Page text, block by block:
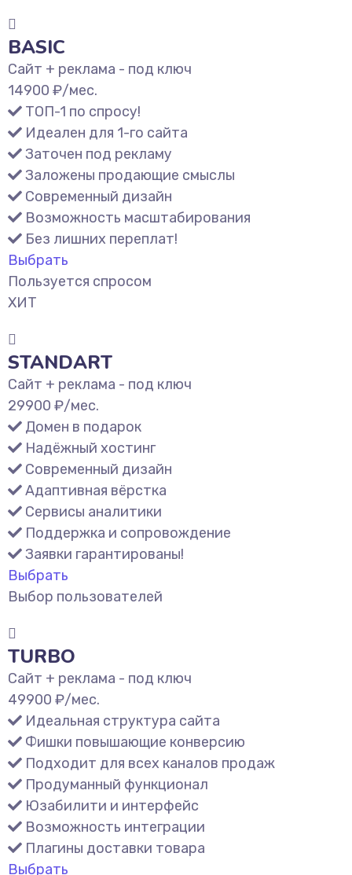
BASIC
Сайт + реклама - под ключ
14900 ₽/мес.
ТОП-1 по спросу!
Идеален для 1-го сайта
Заточен под рекламу
Заложены продающие смыслы
Современный дизайн
Возможность масштабирования
Без лишних переплат!
Выбрать
Пользуется спросом
ХИТ
STANDART
Сайт + реклама - под ключ
29900 ₽/мес.
Домен в подарок
Надёжный хостинг
Современный дизайн
Адаптивная вёрстка
Сервисы аналитики
Поддержка и сопровождение
Заявки гарантированы!
Выбрать
Выбор пользователей
TURBO
Сайт + реклама - под ключ
49900 ₽/мес.
Идеальная структура сайта
Фишки повышающие конверсию
Подходит для всех каналов продаж
Продуманный функционал
Юзабилити и интерфейс
Возможность интеграции
Плагины доставки товара
Выбрать